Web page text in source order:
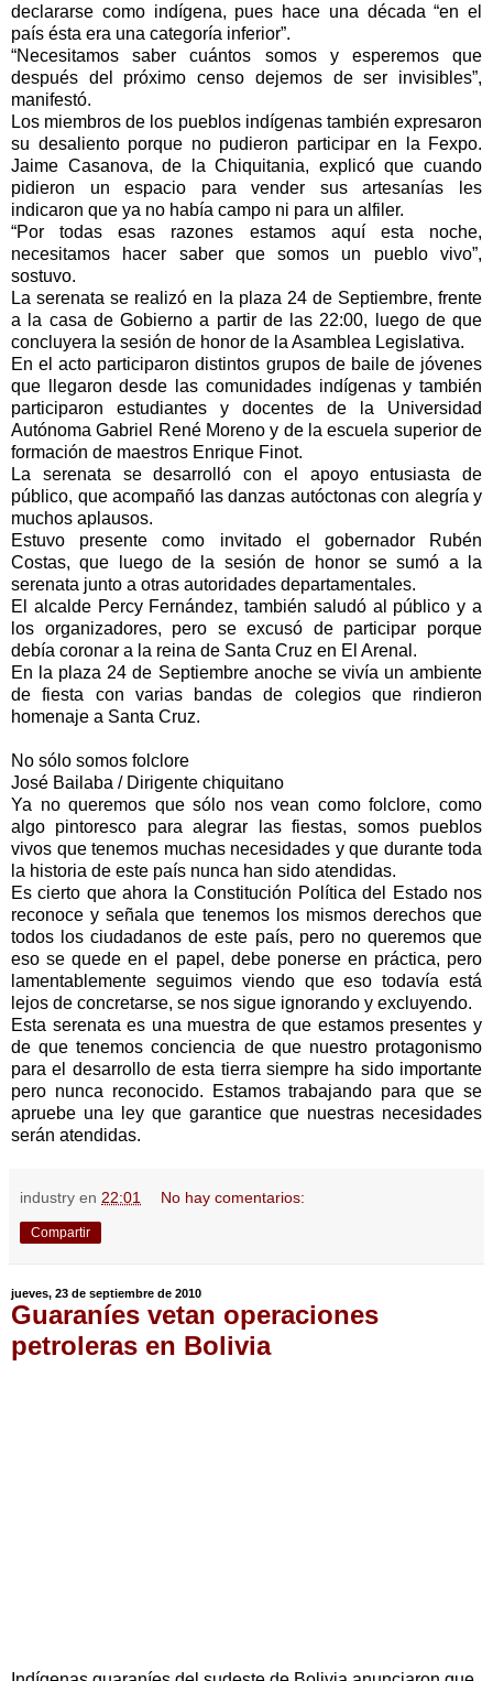
declararse como indígena, pues hace una década “en el
país ésta era una categoría inferior”.
“Necesitamos saber cuántos somos y esperemos que
después del próximo censo dejemos de ser invisibles”,
manifestó.
Los miembros de los pueblos indígenas también expresaron
su desaliento porque no pudieron participar en la Fexpo.
Jaime Casanova, de la Chiquitania, explicó que cuando
pidieron un espacio para vender sus artesanías les
indicaron que ya no había campo ni para un alfiler.
“Por todas esas razones estamos aquí esta noche,
necesitamos hacer saber que somos un pueblo vivo”,
sostuvo.
La serenata se realizó en la plaza 24 de Septiembre, frente
a la casa de Gobierno a partir de las 22:00, luego de que
concluyera la sesión de honor de la Asamblea Legislativa.
En el acto participaron distintos grupos de baile de jóvenes
que llegaron desde las comunidades indígenas y también
participaron estudiantes y docentes de la Universidad
Autónoma Gabriel René Moreno y de la escuela superior de
formación de maestros Enrique Finot.
La serenata se desarrolló con el apoyo entusiasta de
público, que acompañó las danzas autóctonas con alegría y
muchos aplausos.
Estuvo presente como invitado el gobernador Rubén
Costas, que luego de la sesión de honor se sumó a la
serenata junto a otras autoridades departamentales.
El alcalde Percy Fernández, también saludó al público y a
los organizadores, pero se excusó de participar porque
debía coronar a la reina de Santa Cruz en El Arenal.
En la plaza 24 de Septiembre anoche se vivía un ambiente
de fiesta con varias bandas de colegios que rindieron
homenaje a Santa Cruz.
No sólo somos folclore
José Bailaba / Dirigente chiquitano
Ya no queremos que sólo nos vean como folclore, como
algo pintoresco para alegrar las fiestas, somos pueblos
vivos que tenemos muchas necesidades y que durante toda
la historia de este país nunca han sido atendidas.
Es cierto que ahora la Constitución Política del Estado nos
reconoce y señala que tenemos los mismos derechos que
todos los ciudadanos de este país, pero no queremos que
eso se quede en el papel, debe ponerse en práctica, pero
lamentablemente seguimos viendo que eso todavía está
lejos de concretarse, se nos sigue ignorando y excluyendo.
Esta serenata es una muestra de que estamos presentes y
de que tenemos conciencia de que nuestro protagonismo
para el desarrollo de esta tierra siempre ha sido importante
pero nunca reconocido. Estamos trabajando para que se
apruebe una ley que garantice que nuestras necesidades
serán atendidas.
industry en 22:01 No hay comentarios:
Compartir
jueves, 23 de septiembre de 2010
Guaraníes vetan operaciones
petroleras en Bolivia